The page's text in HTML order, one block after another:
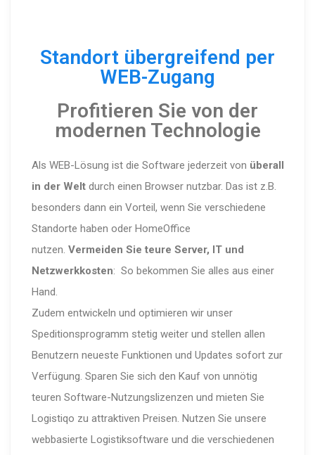
Standort übergreifend per
WEB-Zugang
Profitieren Sie von der
modernen Technologie
Als WEB-Lösung ist die Software jederzeit von überall
in der Weltdurch einen Browser nutzbar. Das ist z.B.
besonders dann ein Vorteil, wenn Sie verschiedene
Standorte haben oder HomeOffice
nutzen. Vermeiden Sie teure Server, IT und
Netzwerkkosten: So bekommen Sie alles aus einer
Hand.
Zudem entwickeln und optimieren wir unser
Speditionsprogramm stetig weiter und stellen allen
Benutzern neueste Funktionen und Updates sofort zur
Verfügung. Sparen Sie sich den Kauf von unnötig
teuren Software-Nutzungslizenzen und mieten Sie
Logistiqo zu attraktiven Preisen. Nutzen Sie unsere
webbasierte Logistiksoftware und die verschiedenen